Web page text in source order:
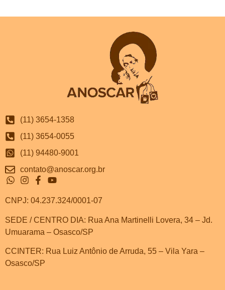
(11) 3654-1358
(11) 3654-0055
(11) 94480-9001
contato@anoscar.org.br
CNPJ: 04.237.324/0001-07
SEDE / CENTRO DIA: Rua Ana Martinelli Lovera, 34 – Jd.
Umuarama – Osasco/SP
CCINTER: Rua Luiz Antônio de Arruda, 55 – Vila Yara –
Osasco/SP